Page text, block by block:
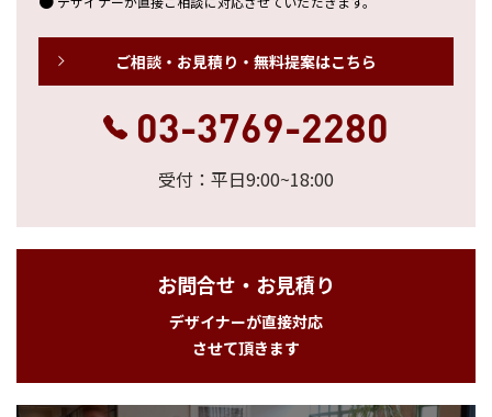
ご相談・お見積り・無料提案はこちら
03-3769-2280
受付：平日9:00~18:00
お問合せ・お見積り
デザイナーが直接対応
させて頂きます